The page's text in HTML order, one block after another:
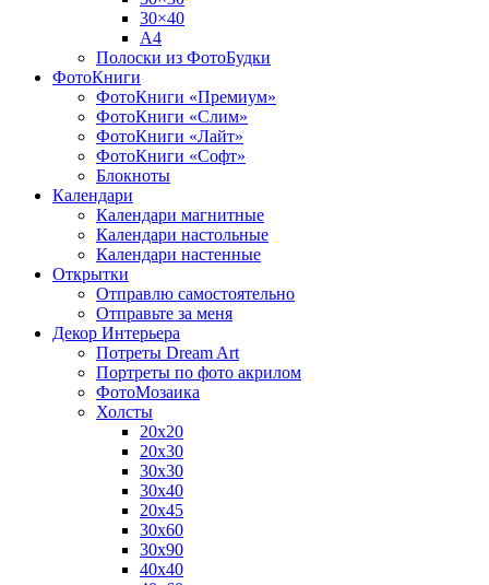
30×40
A4
Полоски из ФотоБудки
ФотоКниги
ФотоКниги «Премиум»
ФотоКниги «Слим»
ФотоКниги «Лайт»
ФотоКниги «Софт»
Блокноты
Календари
Календари магнитные
Календари настольные
Календари настенные
Открытки
Отправлю самостоятельно
Отправьте за меня
Декор Интерьера
Потреты Dream Art
Портреты по фото акрилом
ФотоМозаика
Холсты
20х20
20х30
30х30
30х40
20х45
30х60
30х90
40х40